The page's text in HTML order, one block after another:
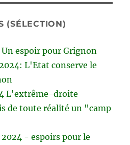
(SÉLECTION)
espoir pour Grignon
L'Etat conserve le
L'extrême-droite
de toute réalité un "camp
2024 - espoirs pour le